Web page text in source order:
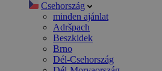
Csehország
minden ajánlat
Adršpach
Beszkidek
Brno
Dél-Csehország